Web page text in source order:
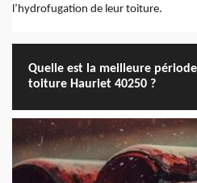
l’hydrofugation de leur toiture.
Quelle est la meilleure
toiture Hauriet 40250 ?